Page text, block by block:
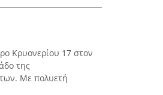
Κρυονερίου 17 στον
της
Με πολυετή